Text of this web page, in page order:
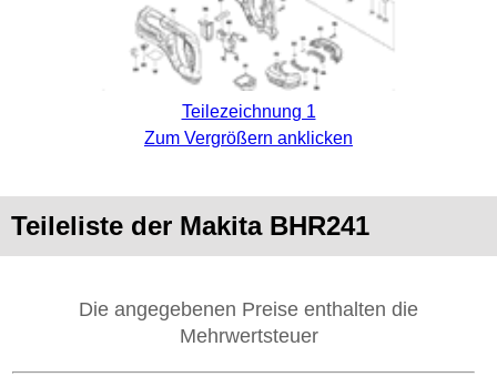
Teilezeichnung 1
Zum Vergrößern anklicken
Teileliste der Makita BHR241
Die angegebenen Preise enthalten die
Mehrwertsteuer